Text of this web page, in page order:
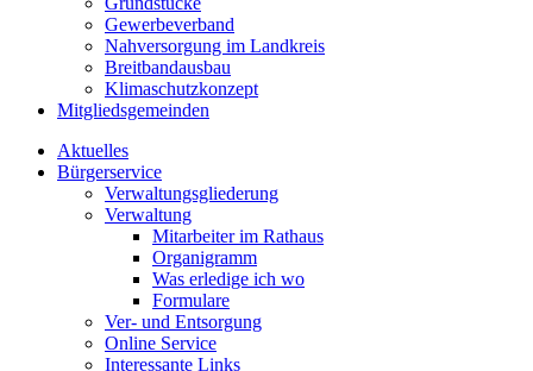
Gewerbeverband
Nahversorgung im Landkreis
Breitbandausbau
Klimaschutzkonzept
Mitgliedsgemeinden
Aktuelles
Bürgerservice
Verwaltungsgliederung
Verwaltung
Mitarbeiter im Rathaus
Organigramm
Was erledige ich wo
Formulare
Ver- und Entsorgung
Online Service
Interessante Links